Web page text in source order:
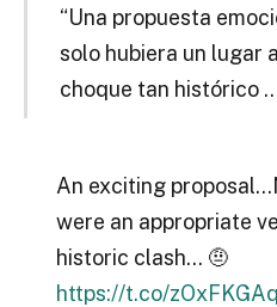
“Una propuesta
solo hubiera un lugar
choque tan histórico
An exciting
were an appropriate
historic clash… 🤨
https://t.co/